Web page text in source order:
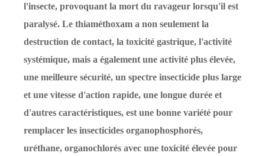
l'insecte, provoquant la mort du ravageur lorsqu'il est
paralysé. Le thiaméthoxam a non seulement la
destruction de contact, la toxicité gastrique, l'activité
systémique, mais a également une activité plus élevée,
une meilleure sécurité, un spectre insecticide plus large
et une vitesse d'action rapide, une longue durée et
d'autres caractéristiques, est une bonne variété pour
remplacer les insecticides organophosphorés,
uréthane, organochlorés avec une toxicité élevée pour